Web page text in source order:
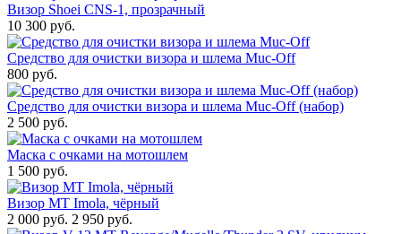
Визор Shoei CNS-1, прозрачный
10 300 руб.
Средство для очистки визора и шлема Muc-Off
800 руб.
Средство для очистки визора и шлема Muc-Off (набор)
2 500 руб.
Маска с очками на мотошлем
1 500 руб.
Визор MT Imola, чёрный
2 000 руб. 2 950 руб.